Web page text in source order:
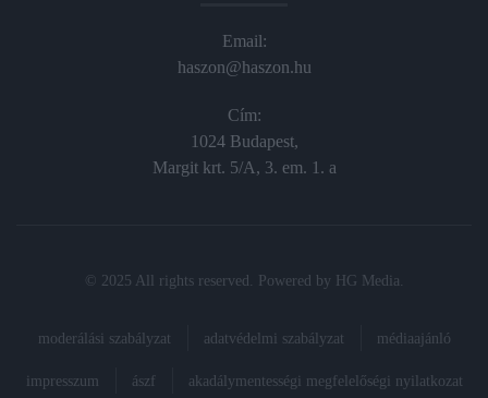
Email:
haszon@haszon.hu
Cím:
1024 Budapest,
Margit krt. 5/A, 3. em. 1. a
© 2025 All rights reserved. Powered by HG Media
moderálási szabályzat adatvédelmi szabályzat médiaajánló
impresszum ászf akadálymentességi megfelelőségi nyilatkozat